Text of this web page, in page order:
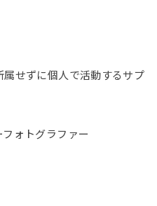
せずに個人で活動するサプ
ォトグラファー